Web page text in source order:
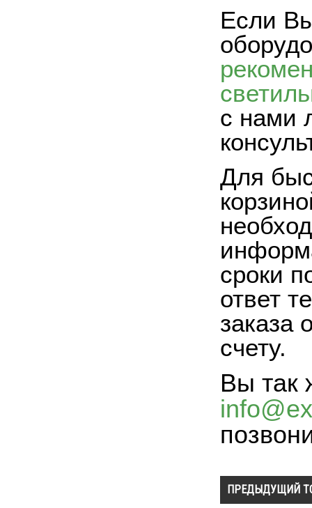
Если
с нами
Для
сроки
ответ
заказа
счету.
Вы так
ПРЕДЫДУЩИЙ